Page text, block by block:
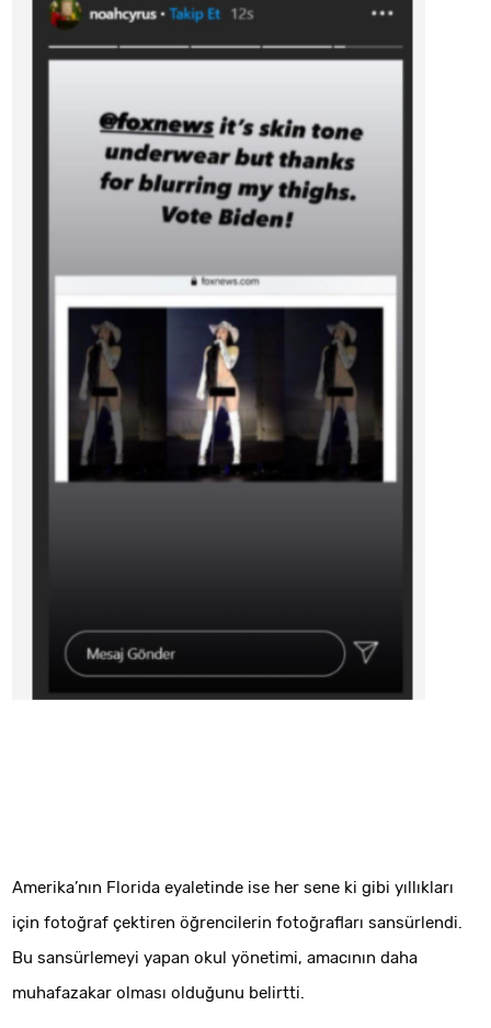
Amerika’nın Florida eyaletinde ise her sene ki gibi yıllıkları
için fotoğraf çektiren öğrencilerin fotoğrafları sansürlendi.
Bu sansürlemeyi yapan okul yönetimi, amacının daha
muhafazakar olması olduğunu belirtti.